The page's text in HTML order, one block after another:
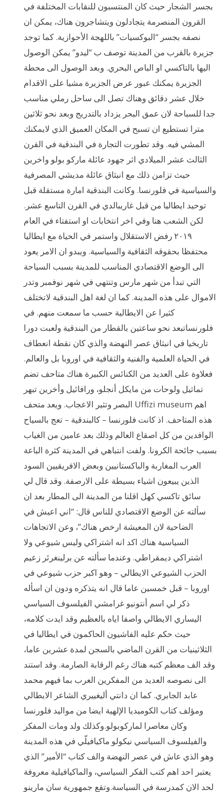
بجسر الشجار حيث كان المنتسبون للنقابات المختلفة في
القرون المنصرمة يتجادلون ويتشاجرون هناك، يمكن ان
نصفه بجسر “البوكسيات” باللهجة الأحوازية. كما توجد
جزيرة بالقرب من المدينة توصف ب “ليدو” يمكن الوصول
اليها بالتاكسي او الباص البحري. وبعد الوصول الى محطة
الجزيرة يمكنك عبور عرض الجزيرة مشيا على الاقدام
خلال عشر دقائق وهناك تصل الى ساحل رملي مناسب
جدا للسباحة لان عمق البحر يزداد بالتدريج وبعد نحو ثلاثين
مترا تستطيع ان تسبح في المكان العميق الذي لايمكنك
المشي فيه. وقد تطورت التجارة في البندقية في القرن
الثالث عشر الميلادي اثر جهود عائلة ماركو بولو واخرين
حيث تزامن ذلك مع انبثاق عائلة مديشي المصرفية
والسياسية في فلورنسا. وكانت البندقية امارة مستقلة قبل
توحيد ايطاليا من قبل غاريبالدي في القرن التاسع عشر.
لكن الشعب هنا وفي اخر انتخابات او استفتاء في العام
٢٠١٩ رفض الاستقلال واستمر في الحياة مع ايطاليا
محتفظا بحقوقه الثقافية والسياسية. ويبدو ان الامر يعود
الى الوضع الاقتصادي المناسب للمدينة بسبب السياحة
التي تبدأ من شهر مارس وتنتهي في شهر نوفمبر وتدر
الاموال على هذه المدينة. كما ان لغة اهل البندقية لاتختلف
كثيرا عن الايطالية حسب ما سمعت منهم. في
فلورنساتبعد نحو ساعتين بالقطار من البندقية ولعبت دورا
تاريخيا في انبثاق عصر النهضة والذي كان نقطة انعطاف
في الحياة العلمية والفنية والثقافية في اوروبا بل والعالم.
فعلاوة على العديد من الكنائس الكبيرة هناك متاحف تضم
تماثيل ولوحات من مايكل أنجلو، ورافائيل وأخرين تبهر
البصر وتثير الاعجاب. ويعد متحف Uffizi museum اهم
هذه المتاحف. اذ كانت فلورنسا – كالبندقية – تعج بالسياح
الوافدين من كل اصقاع العالم وذلك بعد عامين من الغياب
بسبب جائحة الكرونا. ولفت انتباهي في المدينة كثرة الباعة
العرب المغاربة والباكستانيين وبعض الافريقيين السود
الذين يبيعون اشياء بسيطة على الارصفة. وقد قال لي
سائق تاكسي كهل اقلنا من المدينة الى المطار بعد ان
سألته عن الوضع الاقتصادي للناس قال: “اني اعيش في
الضاحية لان المعيشة ارخص هناك”، وعن الاتجاهات
السياسية هناك اكد انه اشتراكي وليس شيوعي ولا
اشتراكي ديمقراطي. وعندما سألته عن برلينغرئر زعيم
الحزب الشيوعي الايطالي – وهو اكبر حزب شيوعي في
اوروبا – قبل خمسين عاما قال انه يتذكره ودون ان اسأله
ذكر لي اسم أنتونيو غرامشي الفيلسوف السياسي
اليساري الايطالي واصفا اياه بالعظيم وقد ايدت كلامه،
حيث حكم عليه الفاشيون الحاكمون في ايطاليا في
الثلاثينيات من القرن الماضي بالسجن لمدة عشرين عاما،
وقد الف معظم كتبه هناك رغم الرقابة الصارمة. وقد استند
الى نصوصه العديد من المفكرين العرب بما فيهم محمد
عابد الجابري. كما ان دانتي أليغييري الشاعر الايطالي
ومؤلف كتاب الكوميديا الإلهية ايضا من مواليد فلورنسا
وكان معاصرا لماركوبولو.وكذلك ولد ومات المفكر
والفيلسوف السياسي نيكولو ماكيافيلّي في هذه المدينة
وهو الذي عاش في عصر النهضة والف كتاب “الأمير” الذي
يعتبر احد اهم كتب الفكر السياسي، والماكيافيلية معروفة
لحد الان كمدرسة في السياسة.وتقع جمهورية سان مارينو